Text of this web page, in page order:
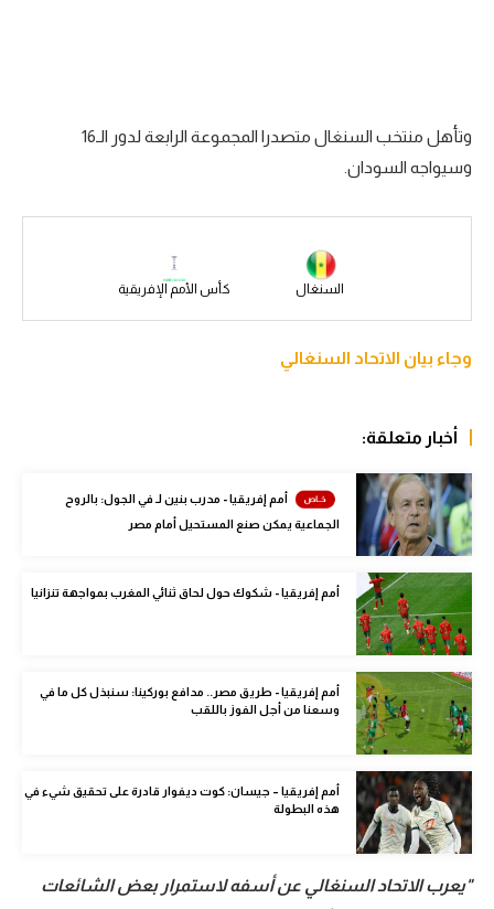
الدوري الإنجليزي
كرة السلة الأمريكية
كرة سلة
كرة يد
الوطن العربي
في المونديال
رياضة نسائية
آسيا
أمريكا
ركن الألعاب
وتأهل منتخب السنغال متصدرا المجموعة الرابعة لدور الـ16
وسيواجه السودان.
السنغال كأس الأمم الإفريقية
وجاء بيان الاتحاد السنغالي
أخبار متعلقة:
أمم إفريقيا - مدرب بنين لـ في الجول: بالروح
الجماعية يمكن صنع المستحيل أمام مصر
أمم إفريقيا - شكوك حول لحاق ثنائي المغرب بمواجهة تنزانيا
أمم إفريقيا - طريق مصر.. مدافع بوركينا: سنبذل كل ما في
وسعنا من أجل الفوز باللقب
أمم إفريقيا – جيسان: كوت ديفوار قادرة على تحقيق شيء في
هذه البطولة
"يعرب الاتحاد السنغالي عن أسفه لاستمرار بعض الشائعات